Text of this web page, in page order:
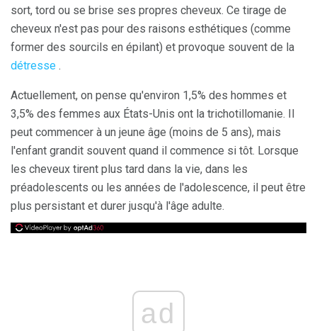
sort, tord ou se brise ses propres cheveux. Ce tirage de
cheveux n'est pas pour des raisons esthétiques (comme
former des sourcils en épilant) et provoque souvent de la
détresse .
Actuellement, on pense qu'environ 1,5% des hommes et
3,5% des femmes aux États-Unis ont la trichotillomanie. Il
peut commencer à un jeune âge (moins de 5 ans), mais
l'enfant grandit souvent quand il commence si tôt. Lorsque
les cheveux tirent plus tard dans la vie, dans les
préadolescents ou les années de l'adolescence, il peut être
plus persistant et durer jusqu'à l'âge adulte.
ad